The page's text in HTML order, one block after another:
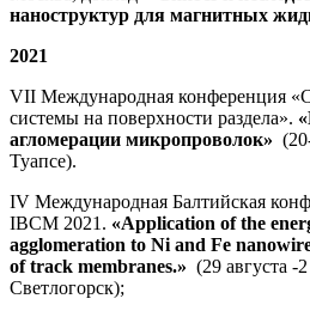
наноструктур для магнитных
2021
VII Международная конференция
системы на поверхности раздела».
агломерации микропроволок»
Туапсе).
IV Международная Балтийская
IBCM 2021. «Application of the
agglomeration to Ni and Fe
of track membranes.» (29 августа -
Светлогорск);